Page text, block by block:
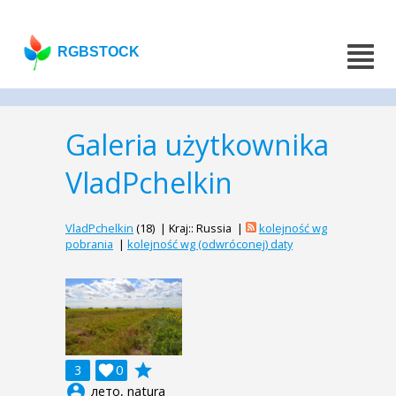
RGBSTOCK
Galeria użytkownika
VladPchelkin
VladPchelkin (18) | Kraj:: Russia |
kolejność wg
pobrania | kolejność wg (odwróconej) daty
3 0

grade
лето, natura